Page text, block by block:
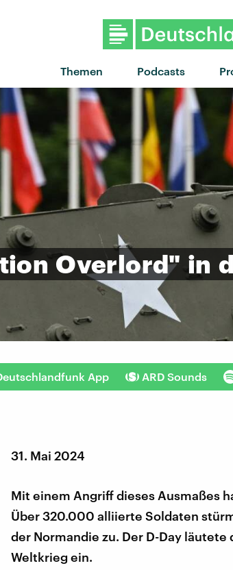
Themen Podcasts
Overlord" in
App ARD Sounds
31. Mai 2024
Mit einem Angriff dieses Ausmaßes
Über 320.000 alliierte Soldaten
der Normandie zu. Der D-Day
Weltkrieg ein.